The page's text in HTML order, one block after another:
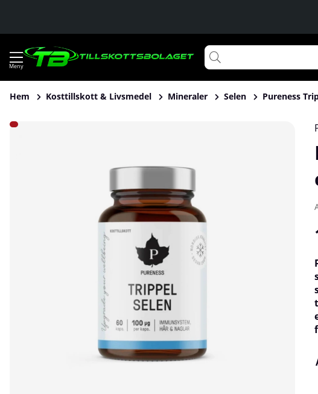
Hem Kosttillskott & Livsmedel Mineraler Selen Pureness
Produktbilder Pureness Trippel Selen, 60 caps